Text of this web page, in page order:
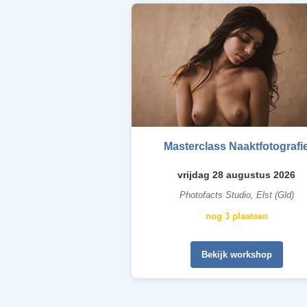
Masterclass
vrijdag 28 augustus 2026
Photofacts Studio, Elst (Gld)
nog 3 plaatsen
Bekijk workshop